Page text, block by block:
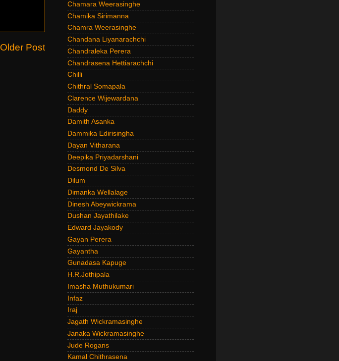
Older Post
Chamara Weerasinghe
Chamika Sirimanna
Chamra Weerasinghe
Chandana Liyanarachchi
Chandraleka Perera
Chandrasena Hettiarachchi
Chilli
Chithral Somapala
Clarence Wijewardana
Daddy
Damith Asanka
Dammika Edirisingha
Dayan Vitharana
Deepika Priyadarshani
Desmond De Silva
Dilum
Dimanka Wellalage
Dinesh Abeywickrama
Dushan Jayathilake
Edward Jayakody
Gayan Perera
Gayantha
Gunadasa Kapuge
H.R.Jothipala
Imasha Muthukumari
Infaz
Iraj
Jagath Wickramasinghe
Janaka Wickramasinghe
Jude Rogans
Kamal Chithrasena